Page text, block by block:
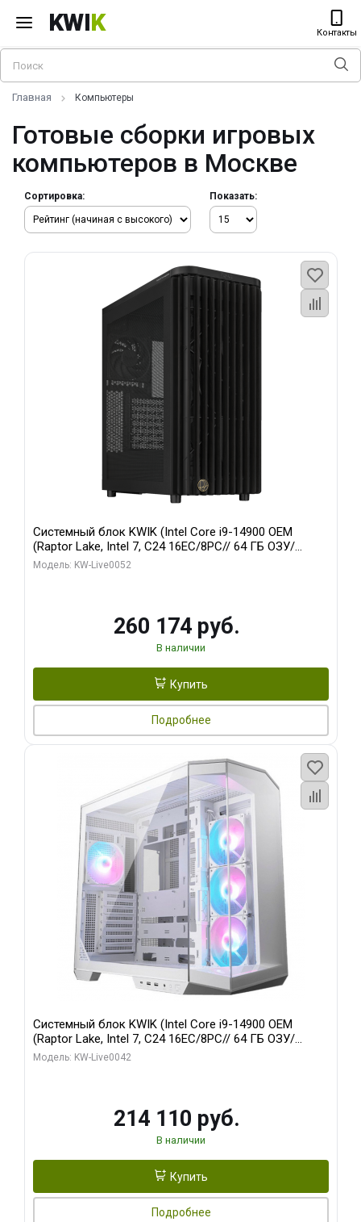
KWIK Контакты
Главная Компьютеры
Готовые сборки игровых
компьютеров в Москве
Сортировка: Показать:
Системный блок KWIK (Intel Core i9-14900 OEM
(Raptor Lake, Intel 7, C24 16EC/8PC// 64 ГБ ОЗУ/
Zotac RTX5060Ti AMP 16GB GDDR7 128bit 3xDP HDMI
Модель: KW-Live0052
260 174 руб.
В наличии
Купить
Подробнее
Системный блок KWIK (Intel Core i9-14900 OEM
(Raptor Lake, Intel 7, C24 16EC/8PC// 64 ГБ ОЗУ/
Gigabyte RTX5060 WINDFORCE MAX OC 8GB GDDR7
Модель: KW-Live0042
214 110 руб.
В наличии
Купить
Подробнее